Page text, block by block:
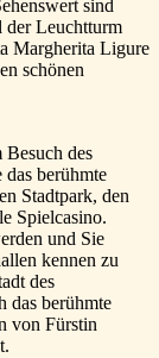
sind
der Leuchtturm
Margherita Ligure
schönen
des
berühmte
Stadtpark, den
Spielcasino.
und Sie
kennen zu
des
das berühmte
von Fürstin